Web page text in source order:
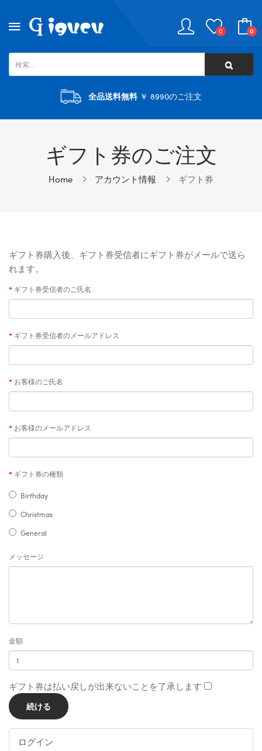
0 0
全品送料無料￥ 8990のご注文
ギフト券のご注文
Home アカウント情報 ギフト券
ギフト券購入後、ギフト券受信者にギフト券がメールで送ら
れます。
ギフト券受信者のご氏名
ギフト券受信者のメールアドレス
お客様のご氏名
お客様のメールアドレス
ギフト券の種類
Birthday
Christmas
General
メッセージ
金額
ギフト券は払い戻しが出来ないことを了承します
ログイン